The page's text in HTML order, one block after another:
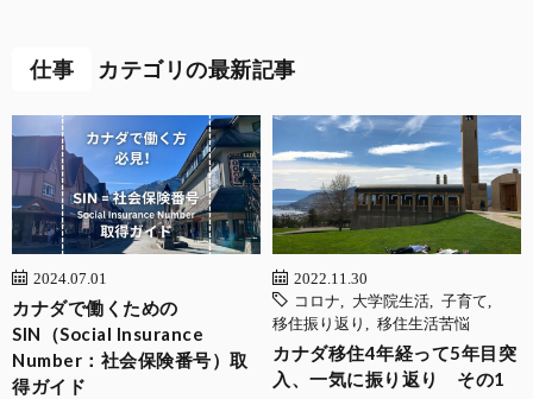
仕事 カテゴリの最新記事
2024.07.01
カナダで働くための
SIN（Social Insurance
Number：社会保険番号）取
得ガイド
2022.11.30
コロナ
大学院生活 子育て
移住振り返り
移住生活苦悩
カナダ移住4年経って5年目突
入、一気に振り返り その1